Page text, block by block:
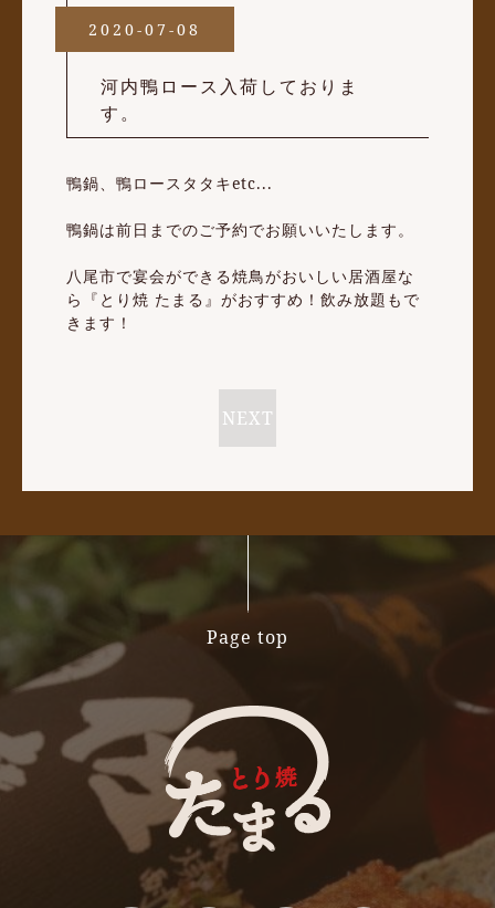
2020-07-08
河内鴨ロース入荷しておりま
す。
鴨鍋、鴨ロースタタキetc...
鴨鍋は前日までのご予約でお願いいたします。
八尾市で宴会ができる焼鳥がおいしい居酒屋な
ら『とり焼 たまる』がおすすめ！飲み放題もで
きます！
NEXT
Page top